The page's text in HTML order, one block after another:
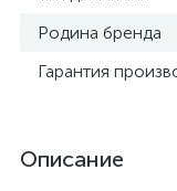
Родина бренда
Гарантия
Описание